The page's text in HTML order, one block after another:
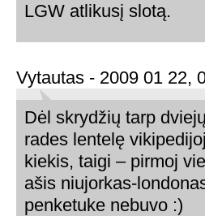
LGW atlikusį slotą.
Vytautas - 2009 01 22,
Dėl skrydžių tarp
rades lentelę
kiekis, taigi – pirmoj
ašis niujorkas-
penketuke nebuvo :)